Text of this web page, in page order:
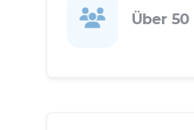
Über